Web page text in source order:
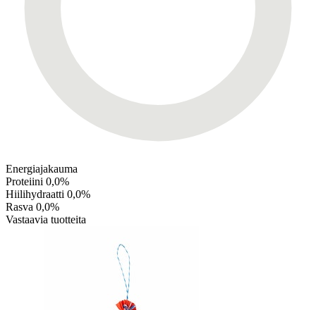
Energiajakauma
Proteiini 0,0%
Hiilihydraatti 0,0%
Rasva 0,0%
Vastaavia tuotteita